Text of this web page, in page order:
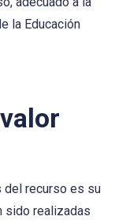
la Educación
del recurso es su
sido realizadas